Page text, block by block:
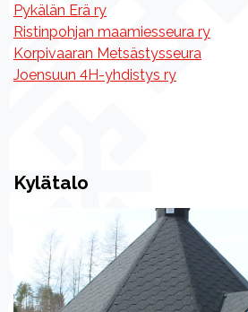
Pykälän Erä ry
Ristinpohjan maamiesseura ry
Korpivaaran Metsästysseura
Joensuun 4H-yhdistys ry
Kylätalo